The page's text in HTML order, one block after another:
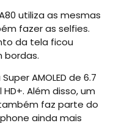
utiliza as mesmas
fazer as selfies.
da tela ficou
bordas.
AMOLED de 6.7
Além disso, um
faz parte do
ainda mais